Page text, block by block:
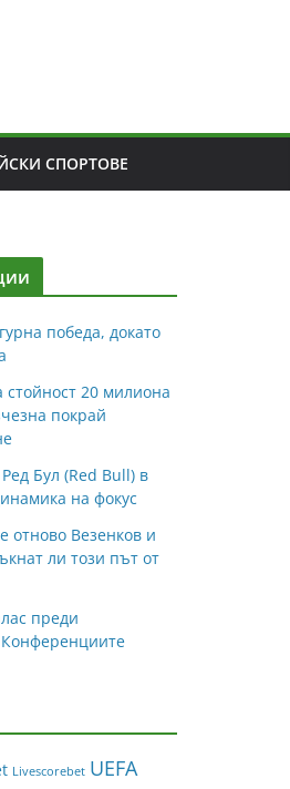
СПОРТОВЕ
победа, докато
20 милиона
покрай
Бул (Red Bull) в
на фокус
отново Везенков и
ли този път от
преди
Livescorebet UEFA